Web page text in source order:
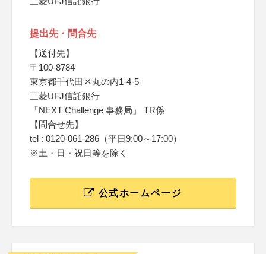
提出先・問合先
【送付先】
〒100-8784
東京都千代田区丸の内1-4-5
三菱UFJ信託銀行
「NEXT Challenge 事務局」 TR係
【問合せ先】
tel : 0120-061-286（平日9:00～17:00）
※土・日・祝日等を除く
公式ホームページ